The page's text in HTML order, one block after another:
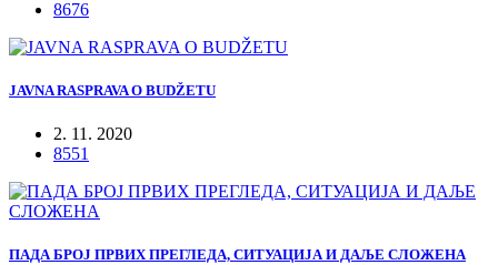
8676
JAVNA RASPRAVA O BUDŽETU
2. 11. 2020
8551
ПАДА БРОЈ ПРВИХ ПРЕГЛЕДА, СИТУАЦИЈА И ДАЉЕ СЛОЖЕНА